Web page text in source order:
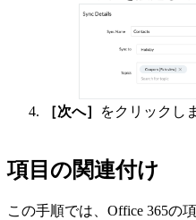
［次へ］ をクリックし
項目の関連付け
この手順では、Office 365の